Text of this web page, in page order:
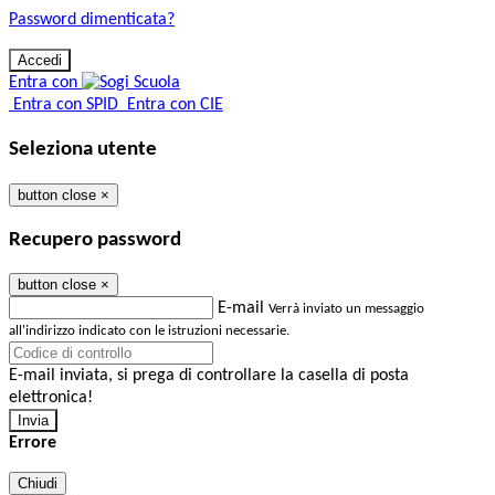
Password dimenticata?
Entra con
Entra con SPID Entra con CIE
Seleziona utente
button close ×
Recupero password
button close ×
E-mail Verrà inviato un messaggio
all'indirizzo indicato con le istruzioni necessarie.
E-mail inviata, si prega di controllare la casella di posta
elettronica!
Errore
Chiudi